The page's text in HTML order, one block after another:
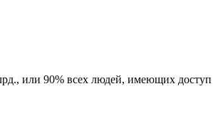
или 90% всех людей, имеющих доступ